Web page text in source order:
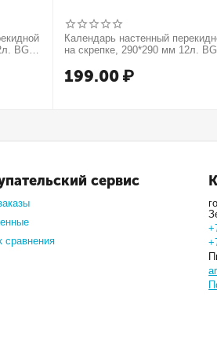
BG
Календарь настенный
на скрепке, 290*290 мм 12л. BG
199.00 ₽
сервис
сравнения